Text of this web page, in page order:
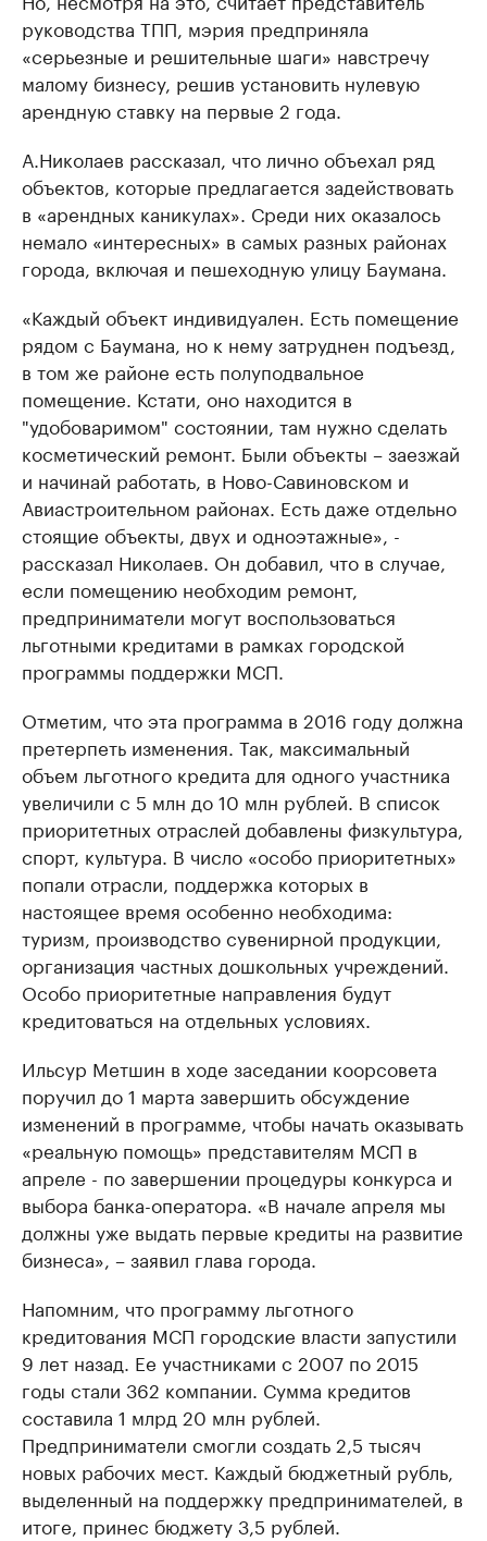
руководства ТПП, мэрия предприняла
«серьезные и решительные шаги» навстречу
малому бизнесу, решив установить нулевую
арендную ставку на первые 2 года.
А.Николаев рассказал, что лично объехал ряд
объектов, которые предлагается задействовать
в «арендных каникулах». Среди них оказалось
немало «интересных» в самых разных районах
города, включая и пешеходную улицу Баумана.
«Каждый объект индивидуален. Есть помещение
рядом с Баумана, но к нему затруднен подъезд,
в том же районе есть полуподвальное
помещение. Кстати, оно находится в
"удобоваримом" состоянии, там нужно сделать
косметический ремонт. Были объекты – заезжай
и начинай работать, в Ново-Савиновском и
Авиастроительном районах. Есть даже отдельно
стоящие объекты, двух и одноэтажные», -
рассказал Николаев. Он добавил, что в случае,
если помещению необходим ремонт,
предприниматели могут воспользоваться
льготными кредитами в рамках городской
программы поддержки МСП.
Отметим, что эта программа в 2016 году должна
претерпеть изменения. Так, максимальный
объем льготного кредита для одного участника
увеличили с 5 млн до 10 млн рублей. В список
приоритетных отраслей добавлены физкультура,
спорт, культура. В число «особо приоритетных»
попали отрасли, поддержка которых в
настоящее время особенно необходима:
туризм, производство сувенирной продукции,
организация частных дошкольных учреждений.
Особо приоритетные направления будут
кредитоваться на отдельных условиях.
Ильсур Метшин в ходе заседании коорсовета
поручил до 1 марта завершить обсуждение
изменений в программе, чтобы начать оказывать
«реальную помощь» представителям МСП в
апреле - по завершении процедуры конкурса и
выбора банка-оператора. «В начале апреля мы
должны уже выдать первые кредиты на развитие
бизнеса», – заявил глава города.
Напомним, что программу льготного
кредитования МСП городские власти запустили
9 лет назад. Ее участниками с 2007 по 2015
годы стали 362 компании. Сумма кредитов
составила 1 млрд 20 млн рублей.
Предприниматели смогли создать 2,5 тысяч
новых рабочих мест. Каждый бюджетный рубль,
выделенный на поддержку предпринимателей, в
итоге, принес бюджету 3,5 рублей.